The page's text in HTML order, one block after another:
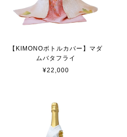
【KIMONOボトルカバー】マダ
ムバタフライ
¥22,000